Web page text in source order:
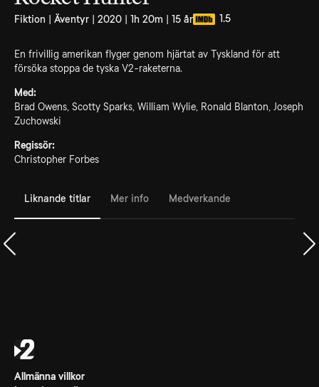
Fiktion | Äventyr | 2020 | 1h 20m | 15 år 1.5
En frivillig amerikan flyger genom hjärtat av Tyskland för att
försöka stoppa de tyska V2-raketerna.
Med:
Brad Owens, Scotty Sparks, William Wylie, Ronald Blanton, Joseph
Zuchowski
Regissör:
Christopher Forbes
Liknande titlar Mer info Medverkande
Allmänna villkor